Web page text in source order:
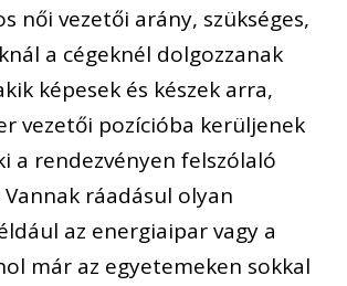
női vezetői arány, szükséges,
a cégeknél dolgozzanak
képesek és készek arra,
vezetői pozícióba kerüljenek
a rendezvényen felszólaló
Vannak ráadásul olyan
az energiaipar vagy a
már az egyetemeken sokkal